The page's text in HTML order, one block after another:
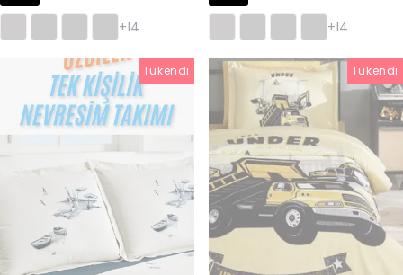
+14 +14
Tükendi Tükendi
Tükendi